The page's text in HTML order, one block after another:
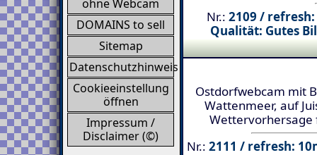
ohne Webcam
DOMAINS to sell
Sitemap
Datenschutzhinweis
Cookieeinstellung
öffnen
Impressum /
Disclaimer (©)
Nr.: 2109 /
Qualität: Gutes
Ostdorfwebcam mit
Wattenmeer, auf
Wettervorhersage
Nr.: 2111 / refresh: